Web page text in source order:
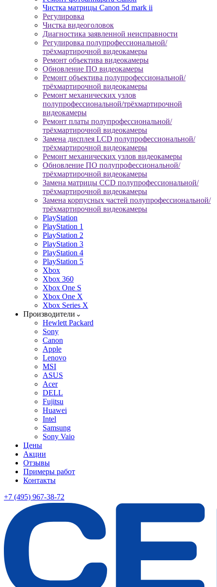
Чистка матрицы Canon 5d mark ii
Регулировка
Чистка видеоголовок
Диагностика заявленной неисправности
Регулировка полупрофессиональной/
трёхмартирочной видеокамеры
Ремонт объектива видеокамеры
Обновление ПО видеокамеры
Ремонт объектива полупрофессиональной/
трёхмартирочной видеокамеры
Ремонт механических узлов
полупрофессиональной/трёхмартирочной
видеокамеры
Ремонт платы полупрофессиональной/
трёхмартирочной видеокамеры
Замена дисплея LCD полупрофессиональной/
трёхмартирочной видеокамеры
Ремонт механических узлов видеокамеры
Обновление ПО полупрофессиональной/
трёхмартирочной видеокамеры
Замена матрицы CCD полупрофессиональной/
трёхмартирочной видеокамеры
Замена корпусных частей полупрофессиональной/
трёхмартирочной видеокамеры
PlayStation
PlayStation 1
PlayStation 2
PlayStation 3
PlayStation 4
PlayStation 5
Xbox
Xbox 360
Xbox One S
Xbox One X
Xbox Series X
Производители
Hewlett Packard
Sony
Canon
Apple
Lenovo
MSI
ASUS
Acer
DELL
Fujitsu
Huawei
Intel
Samsung
Sony Vaio
Цены
Акции
Отзывы
Примеры работ
Контакты
+7 (495) 967-38-72